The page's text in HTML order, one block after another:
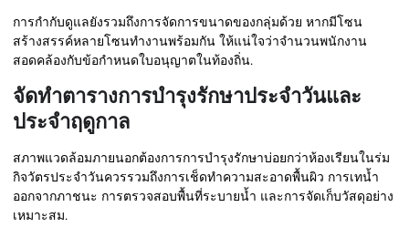
การกำกับดูแลยังรวมถึงการจัดการขนาดของกลุ่มด้วย หากมีโซน
สร้างสรรค์หลายโซนทำงานพร้อมกัน ให้แน่ใจว่าจำนวนพนักงาน
สอดคล้องกับข้อกำหนดใบอนุญาตในท้องถิ่น.
จัดทำตารางการบำรุงรักษาประจำวันและ
ประจำฤดูกาล
สภาพแวดล้อมภายนอกต้องการการบำรุงรักษาบ่อยกว่าห้องเรียนในร่ม
กิจวัตรประจำวันควรรวมถึงการเช็ดทำความสะอาดพื้นผิว การเทน้ำ
ออกจากภาชนะ การตรวจสอบพื้นที่ระบายน้ำ และการจัดเก็บวัสดุอย่าง
เหมาะสม.